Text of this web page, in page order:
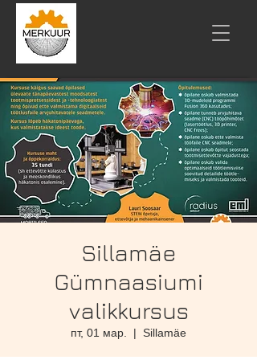
Sillamäe
Gümnaasiumi
valikkursus
пт, 01 мар.
  |
Sillamäe